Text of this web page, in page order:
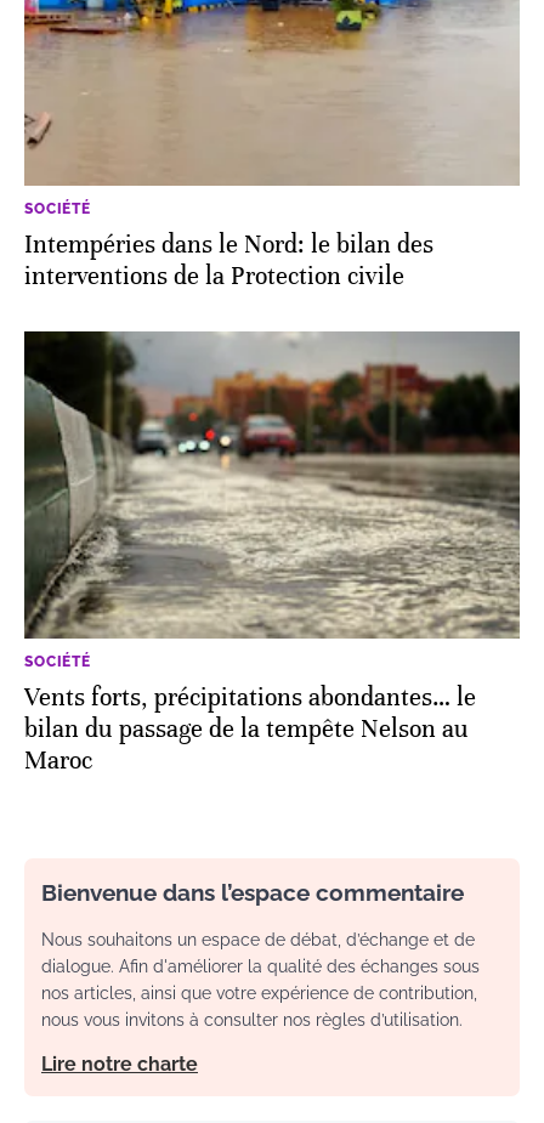
SOCIÉTÉ
Intempéries dans le Nord: le bilan des
interventions de la Protection civile
SOCIÉTÉ
Vents forts, précipitations abondantes… le
bilan du passage de la tempête Nelson au
Maroc
Bienvenue dans l’espace commentaire
Nous souhaitons un espace de débat, d’échange et de
dialogue. Afin d'améliorer la qualité des échanges sous
nos articles, ainsi que votre expérience de contribution,
nous vous invitons à consulter nos règles d’utilisation.
Lire notre charte